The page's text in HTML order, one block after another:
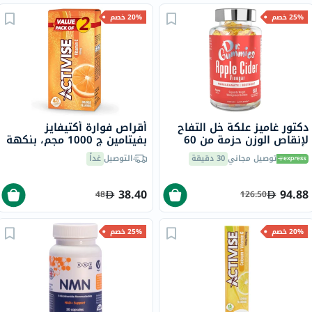
25% خصم
دكتور غاميز علكة خل التفاح
لإنقاص الوزن حزمة من 60
توصيل مجاني30 دقيقة
94.88
126.50
20% خصم
أقراص فوارة أكتيفايز
بفيتامين ج 1000 مجم، بنكهة
البرتقال - 20 قرص × 2
التوصيلغداً
38.40
48
20% خصم 25% خصم